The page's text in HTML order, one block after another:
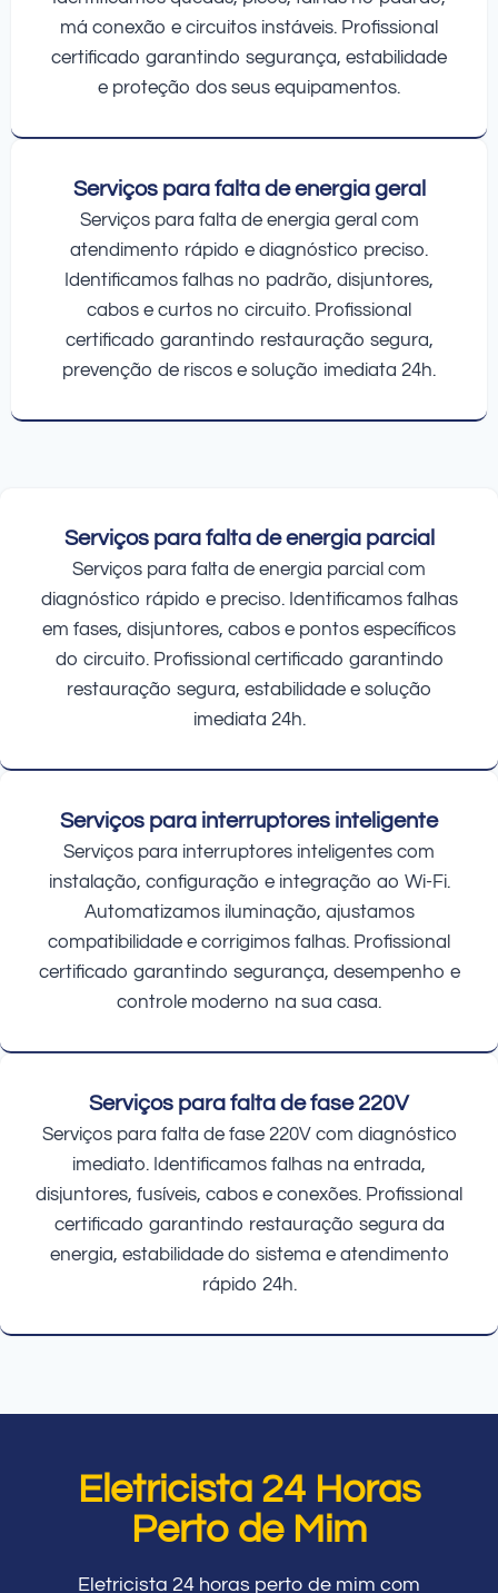
má conexão e circuitos instáveis. Profissional
certificado garantindo segurança, estabilidade
e proteção dos seus equipamentos.
Serviços para falta de energia geral
Serviços para falta de energia geral com
atendimento rápido e diagnóstico preciso.
Identificamos falhas no padrão, disjuntores,
cabos e curtos no circuito. Profissional
certificado garantindo restauração segura,
prevenção de riscos e solução imediata 24h.
Serviços para falta de energia parcial
Serviços para falta de energia parcial com
diagnóstico rápido e preciso. Identificamos falhas
em fases, disjuntores, cabos e pontos específicos
do circuito. Profissional certificado garantindo
restauração segura, estabilidade e solução
imediata 24h.
Serviços para interruptores inteligente
Serviços para interruptores inteligentes com
instalação, configuração e integração ao Wi-Fi.
Automatizamos iluminação, ajustamos
compatibilidade e corrigimos falhas. Profissional
certificado garantindo segurança, desempenho e
controle moderno na sua casa.
Serviços para falta de fase 220V
Serviços para falta de fase 220V com diagnóstico
imediato. Identificamos falhas na entrada,
disjuntores, fusíveis, cabos e conexões. Profissional
certificado garantindo restauração segura da
energia, estabilidade do sistema e atendimento
rápido 24h.
Eletricista 24 Horas
Perto de Mim
Eletricista 24 horas perto de mim com